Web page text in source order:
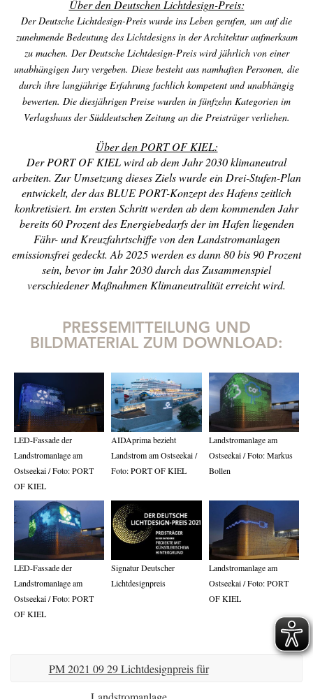
Über den Deutschen Lichtdesign-Preis:
Der Deutsche Lichtdesign-Preis wurde ins Leben gerufen, um auf die
zunehmende Bedeutung des Lichtdesigns in der Architektur aufmerksam
zu machen. Der Deutsche Lichtdesign-Preis wird jährlich von einer
unabhängigen Jury vergeben. Diese besteht aus namhaften Personen, die
durch ihre langjährige Erfahrung fachlich kompetent und unabhängig
bewerten. Die diesjährigen Preise wurden in fünfzehn Kategorien im
Verlagshaus der Süddeutschen Zeitung an die Preisträger verliehen.
Über den PORT OF KIEL:
Der PORT OF KIEL wird ab dem Jahr 2030 klimaneutral
arbeiten. Zur Umsetzung dieses Ziels wurde ein Drei-Stufen-Plan
entwickelt, der das BLUE PORT-Konzept des Hafens zeitlich
konkretisiert. Im ersten Schritt werden ab dem kommenden Jahr
bereits 60 Prozent des Energiebedarfs der im Hafen liegenden
Fähr- und Kreuzfahrtschiffe von den Landstromanlagen
emissionsfrei gedeckt. Ab 2025 werden es dann 80 bis 90 Prozent
sein, bevor im Jahr 2030 durch das Zusammenspiel
verschiedener Maßnahmen Klimaneutralität erreicht wird.
PRESSEMITTEILUNG UND
BILDMATERIAL ZUM DOWNLOAD:
LED-Fassade der
Landstromanlage am
Ostseekai / Foto: PORT
OF KIEL
AIDAprima bezieht
Landstrom am Ostseekai /
Foto: PORT OF KIEL
Landstromanlage am
Ostseekai / Foto: Markus
Bollen
LED-Fassade der
Landstromanlage am
Ostseekai / Foto: PORT
OF KIEL
Signatur Deutscher
Lichtdesignpreis
Landstromanlage am
Ostseekai / Foto: PORT
OF KIEL
PM 2021 09 29 Lichtdesignpreis für